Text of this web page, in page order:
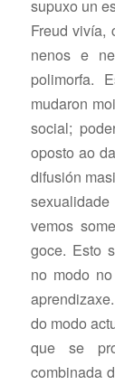
supuxo un
Freud vivía,
nenos e
polimorfa.
mudaron
social;
oposto ao
difusión
vemos
goce. Esto
no modo
do modo
que se
combinada